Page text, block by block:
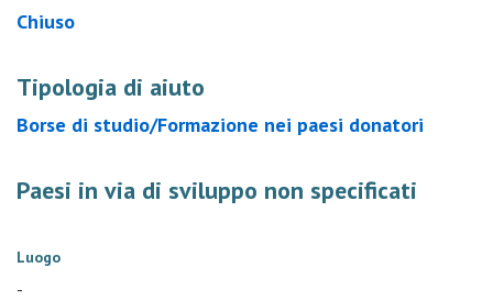
Chiuso
Tipologia di aiuto
Borse di studio/Formazione nei paesi donatori
Paesi in via di sviluppo non specificati
Luogo
-